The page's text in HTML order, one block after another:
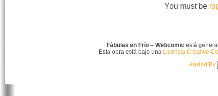
You must be
Fábulas en Frío – Webcomicestá
Esta obra está bajo una Licencia Creative
Hosted By